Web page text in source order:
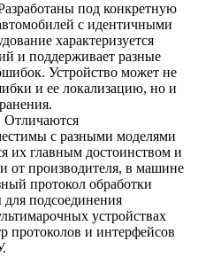
под конкретную
с идентичными
характеризуется
и поддерживает разные
Устройство может не
и ее локализацию, но и
Отличаются
с разными моделями
их главным достоинством и
от производителя, в машине
протокол обработки
подсоединения
устройствах
протоколов и интерфейсов